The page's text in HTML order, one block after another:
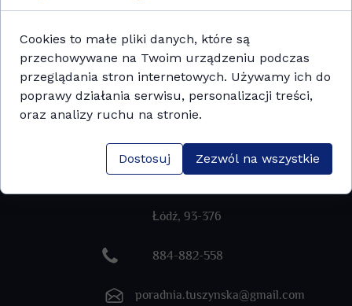
OFERTA KONTAKT
884-882-558
poradnia.tuszynska@gmail.com
Łódź, 93-376
Leczenia i Terapii Uzależnień w Łodzi
Cookies to małe pliki danych, które są
przechowywane na Twoim urządzeniu podczas
przeglądania stron internetowych. Używamy ich do
poprawy działania serwisu, personalizacji treści,
oraz analizy ruchu na stronie.
Dostosuj Zezwól na wszystkie